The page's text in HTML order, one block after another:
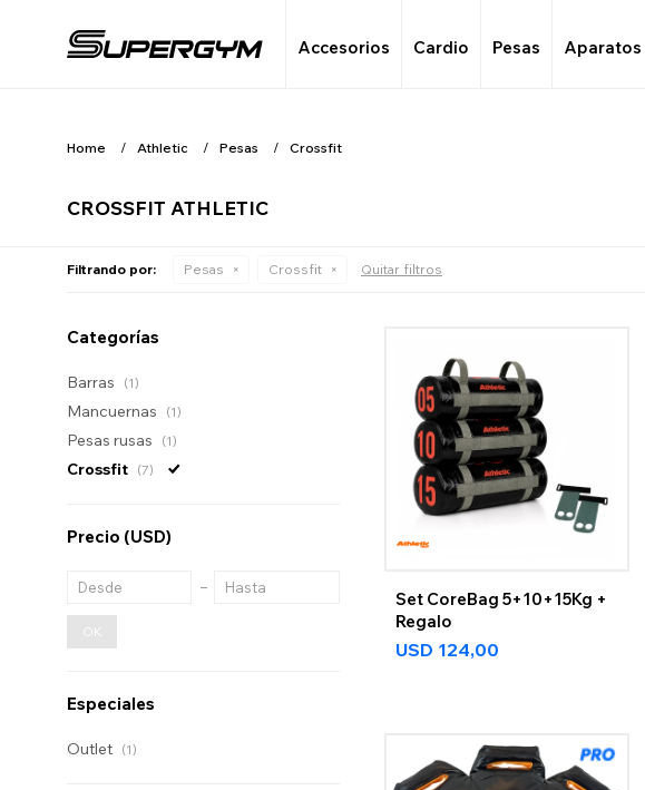
Accesorios Cardio Pesas Aparatos
Home Athletic Pesas Crossfit
CROSSFIT ATHLETIC
Filtrando por: Pesas Crossfit Quitar filtros
Set CoreBag 5+10+15Kg +
Regalo
USD 124,00
Categorías
Barras (1)
Mancuernas (1)
Pesas rusas (1)
Crossfit (7)
Precio (USD)
OK
Especiales
Outlet (1)